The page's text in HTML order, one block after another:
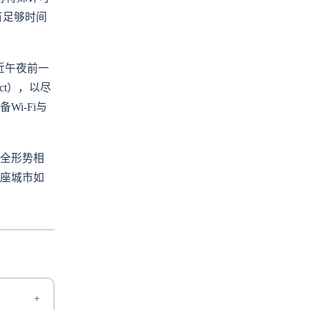
够时间
午夜前一
），以尽
Wi‑Fi与
形势相
城市如